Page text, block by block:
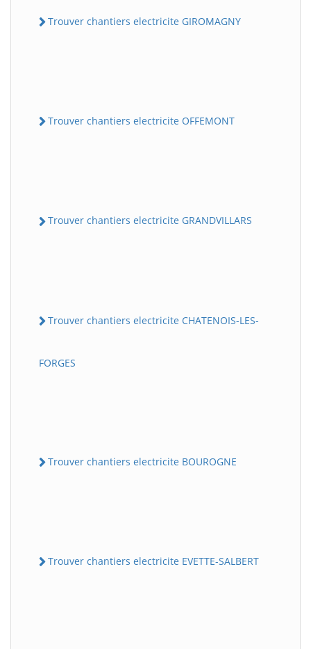
Trouver chantiers electricite GIROMAGNY
Trouver chantiers electricite OFFEMONT
Trouver chantiers electricite GRANDVILLARS
Trouver chantiers electricite CHATENOIS-LES-
FORGES
Trouver chantiers electricite BOUROGNE
Trouver chantiers electricite EVETTE-SALBERT